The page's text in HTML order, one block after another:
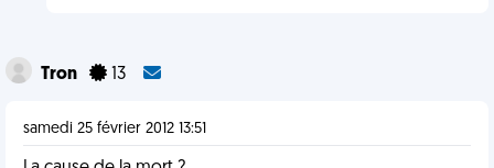
Tron 13
samedi 25 février 2012 13:51